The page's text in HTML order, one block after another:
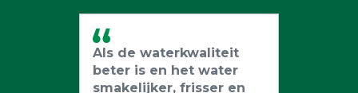
Als de waterkwaliteit
beter is en het water
smakelijker, frisser en